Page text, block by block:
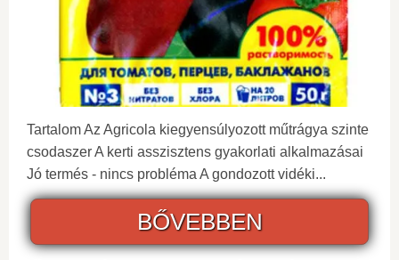
Tartalom Az Agricola kiegyensúlyozott műtrágya szinte
csodaszer A kerti asszisztens gyakorlati alkalmazásai
Jó termés - nincs probléma A gondozott vidéki...
BŐVEBBEN